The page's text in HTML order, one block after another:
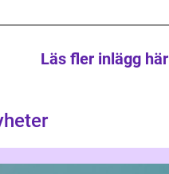
Läs fler inlägg här